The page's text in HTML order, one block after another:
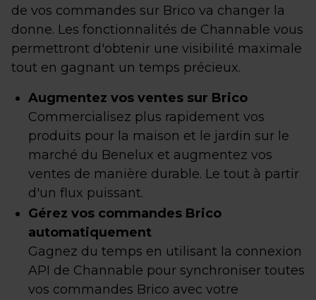
de vos commandes sur Brico va changer la
donne. Les fonctionnalités de Channable vous
permettront d'obtenir une visibilité maximale
tout en gagnant un temps précieux.
Augmentez vos ventes sur Brico
Commercialisez plus rapidement vos
produits pour la maison et le jardin sur le
marché du Benelux et augmentez vos
ventes de manière durable. Le tout à partir
d'un flux puissant.
Gérez vos commandes Brico
automatiquement
Gagnez du temps en utilisant la connexion
API de Channable pour synchroniser toutes
vos commandes Brico avec votre